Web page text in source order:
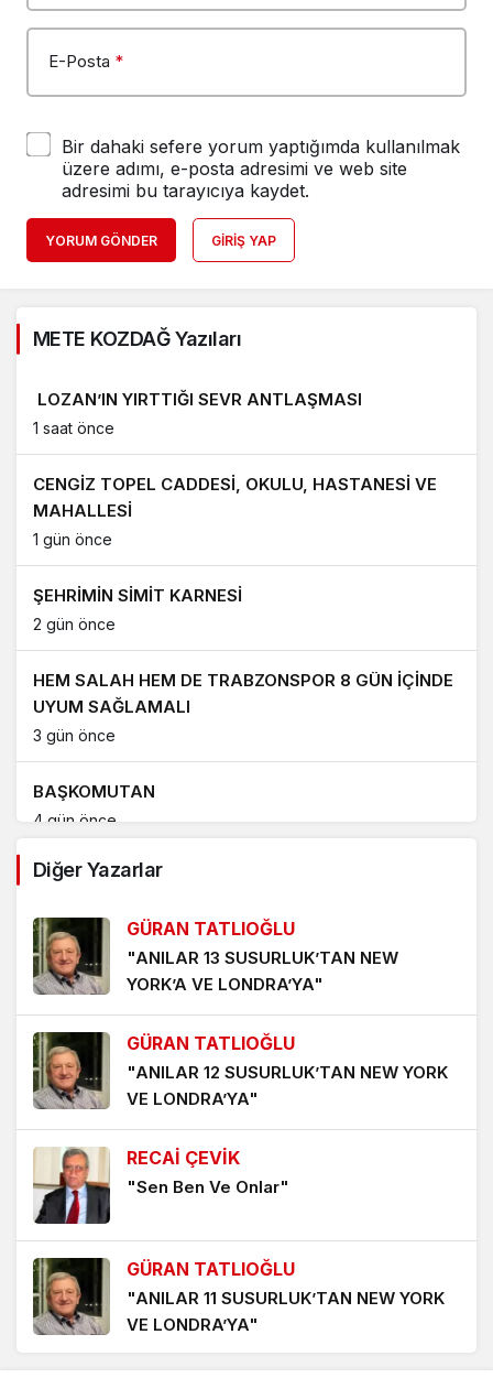
E-Posta *
Bir dahaki sefere yorum yaptığımda kullanılmak
üzere adımı, e-posta adresimi ve web site
adresimi bu tarayıcıya kaydet.
YORUM GÖNDER GIRIŞ YAP
METE KOZDAĞ Yazıları
LOZAN’IN YIRTTIĞI SEVR ANTLAŞMASI
1 saat önce
CENGİZ TOPEL CADDESİ, OKULU, HASTANESİ VE
MAHALLESİ
1 gün önce
ŞEHRİMİN SİMİT KARNESİ
2 gün önce
HEM SALAH HEM DE TRABZONSPOR 8 GÜN İÇİNDE
UYUM SAĞLAMALI
3 gün önce
BAŞKOMUTAN
4 gün önce
HAYAT-YAŞAM-ENFLASYON ÜÇGENİ
KIRSAL ALANDA KAYNAK MAKİNESİNDEN ÇIKAN
YANGIN-LAR
6 gün önce
PORT BAGAJ, ARAÇ ÜSTÜ ÇADIR VE KAYAK
TAŞIMA APARATLARININ SEBEP OLDUĞU TRAFİK
KAZALARI ‘UMARIM’ ARTMAZ
1 hafta önce
YENİDEN YAZILAN ‘AMAN PETROL CANIM PETROL’
ŞARKISI
1 hafta önce
‘YENİDEN AKÇAYPORT’ KALICI OLMALI
1 hafta önce
Diğer Yazarlar
GÜRAN TATLIOĞLU
"ANILAR 13 SUSURLUK’TAN NEW
YORK’A VE LONDRA’YA"
GÜRAN TATLIOĞLU
"ANILAR 12 SUSURLUK’TAN NEW YORK
VE LONDRA’YA"
RECAİ ÇEVİK
"Sen Ben Ve Onlar"
GÜRAN TATLIOĞLU
"ANILAR 11 SUSURLUK’TAN NEW YORK
VE LONDRA’YA"